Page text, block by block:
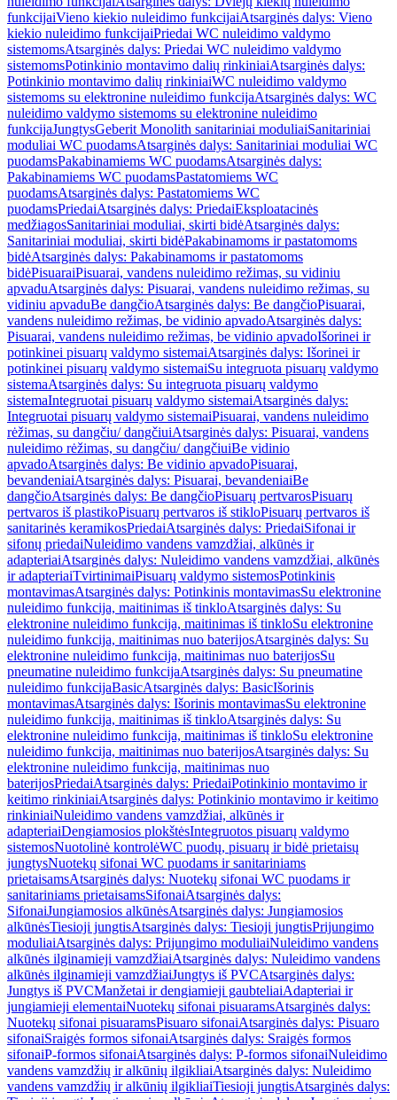
funkcijaiVieno kiekio nuleidimo funkcijaiAtsarginės dalys: Vieno
kiekio nuleidimo funkcijaiPriedai WC nuleidimo valdymo
sistemomsAtsarginės dalys: Priedai WC nuleidimo valdymo
sistemomsPotinkinio montavimo dalių rinkiniaiAtsarginės dalys:
Potinkinio montavimo dalių rinkiniaiWC nuleidimo valdymo
sistemoms su elektronine nuleidimo funkcijaAtsarginės dalys: WC
nuleidimo valdymo sistemoms su elektronine nuleidimo
funkcijaJungtysGeberit Monolith sanitariniai moduliaiSanitariniai
moduliai WC puodamsAtsarginės dalys: Sanitariniai moduliai WC
puodamsPakabinamiems WC puodamsAtsarginės dalys:
Pakabinamiems WC puodamsPastatomiems WC
puodamsAtsarginės dalys: Pastatomiems WC
puodamsPriedaiAtsarginės dalys: PriedaiEksploatacinės
medžiagosSanitariniai moduliai, skirti bidėAtsarginės dalys:
Sanitariniai moduliai, skirti bidėPakabinamoms ir pastatomoms
bidėAtsarginės dalys: Pakabinamoms ir pastatomoms
bidėPisuaraiPisuarai, vandens nuleidimo režimas, su vidiniu
apvaduAtsarginės dalys: Pisuarai, vandens nuleidimo režimas, su
vidiniu apvaduBe dangčioAtsarginės dalys: Be dangčioPisuarai,
vandens nuleidimo režimas, be vidinio apvadoAtsarginės dalys:
Pisuarai, vandens nuleidimo režimas, be vidinio apvadoIšorinei ir
potinkinei pisuarų valdymo sistemaiAtsarginės dalys: Išorinei ir
potinkinei pisuarų valdymo sistemaiSu integruota pisuarų valdymo
sistemaAtsarginės dalys: Su integruota pisuarų valdymo
sistemaIntegruotai pisuarų valdymo sistemaiAtsarginės dalys:
Integruotai pisuarų valdymo sistemaiPisuarai, vandens nuleidimo
rėžimas, su dangčiu/ dangčiuiAtsarginės dalys: Pisuarai, vandens
nuleidimo rėžimas, su dangčiu/ dangčiuiBe vidinio
apvadoAtsarginės dalys: Be vidinio apvadoPisuarai,
bevandeniaiAtsarginės dalys: Pisuarai, bevandeniaiBe
dangčioAtsarginės dalys: Be dangčioPisuarų pertvarosPisuarų
pertvaros iš plastikoPisuarų pertvaros iš stikloPisuarų pertvaros iš
sanitarinės keramikosPriedaiAtsarginės dalys: PriedaiSifonai ir
sifonų priedaiNuleidimo vandens vamzdžiai, alkūnės ir
adapteriaiAtsarginės dalys: Nuleidimo vandens vamzdžiai, alkūnės
ir adapteriaiTvirtinimaiPisuarų valdymo sistemosPotinkinis
montavimasAtsarginės dalys: Potinkinis montavimasSu elektronine
nuleidimo funkcija, maitinimas iš tinkloAtsarginės dalys: Su
elektronine nuleidimo funkcija, maitinimas iš tinkloSu elektronine
nuleidimo funkcija, maitinimas nuo baterijosAtsarginės dalys: Su
elektronine nuleidimo funkcija, maitinimas nuo baterijosSu
pneumatine nuleidimo funkcijaAtsarginės dalys: Su pneumatine
nuleidimo funkcijaBasicAtsarginės dalys: BasicIšorinis
montavimasAtsarginės dalys: Išorinis montavimasSu elektronine
nuleidimo funkcija, maitinimas iš tinkloAtsarginės dalys: Su
elektronine nuleidimo funkcija, maitinimas iš tinkloSu elektronine
nuleidimo funkcija, maitinimas nuo baterijosAtsarginės dalys: Su
elektronine nuleidimo funkcija, maitinimas nuo
baterijosPriedaiAtsarginės dalys: PriedaiPotinkinio montavimo ir
keitimo rinkiniaiAtsarginės dalys: Potinkinio montavimo ir keitimo
rinkiniaiNuleidimo vandens vamzdžiai, alkūnės ir
adapteriaiDengiamosios plokštėsIntegruotos pisuarų valdymo
sistemosNuotolinė kontrolėWC puodų, pisuarų ir bidė prietaisų
jungtysNuotekų sifonai WC puodams ir sanitariniams
prietaisamsAtsarginės dalys: Nuotekų sifonai WC puodams ir
sanitariniams prietaisamsSifonaiAtsarginės dalys:
SifonaiJungiamosios alkūnėsAtsarginės dalys: Jungiamosios
alkūnėsTiesioji jungtisAtsarginės dalys: Tiesioji jungtisPrijungimo
moduliaiAtsarginės dalys: Prijungimo moduliaiNuleidimo vandens
alkūnės ilginamieji vamzdžiaiAtsarginės dalys: Nuleidimo vandens
alkūnės ilginamieji vamzdžiaiJungtys iš PVCAtsarginės dalys:
Jungtys iš PVCManžetai ir dengiamieji gaubteliaiAdapteriai ir
jungiamieji elementaiNuotekų sifonai pisuaramsAtsarginės dalys:
Nuotekų sifonai pisuaramsPisuaro sifonaiAtsarginės dalys: Pisuaro
sifonaiSraigės formos sifonaiAtsarginės dalys: Sraigės formos
sifonaiP-formos sifonaiAtsarginės dalys: P-formos sifonaiNuleidimo
vandens vamzdžių ir alkūnių ilgikliaiAtsarginės dalys: Nuleidimo
vandens vamzdžių ir alkūnių ilgikliaiTiesioji jungtisAtsarginės dalys: